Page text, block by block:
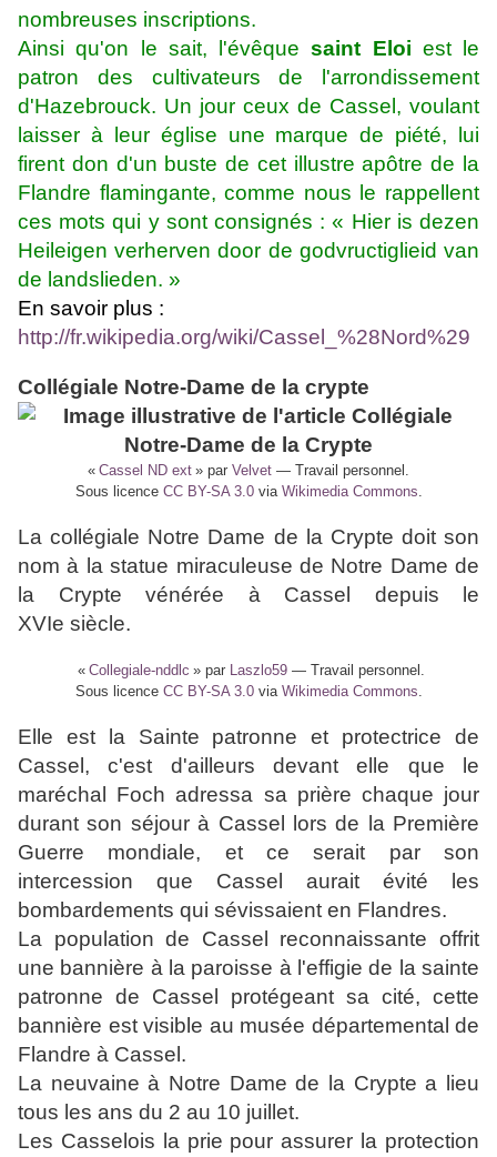
nombreuses inscriptions.
Ainsi qu'on le sait, l'évêquesaint Eloi est le
patron des cultivateurs de l'arrondissement
d'Hazebrouck. Un jour ceux de Cassel, voulant
laisser à leur église une marque de piété, lui
firent don d'un buste de cet illustre apôtre de la
Flandre flamingante, comme nous le rappellent
ces mots qui y sont consignés : « Hier is dezen
Heileigen verherven door de godvructiglieid van
de landslieden. »
En savoir plus :
http://fr.wikipedia.org/wiki/Cassel_%28Nord%29
Collégiale Notre-Dame de la crypte
« Cassel ND ext » par Velvet — Travail personnel .
Sous licence CC BY-SA 3.0via Wikimedia Commons.
La collégiale Notre Dame de la Crypte doit son
nom à la statue miraculeuse de Notre Dame de
la Crypte vénérée à Cassel depuis le
XVIe siècle.
« Collegiale-nddlc » par Laszlo59— Travail personnel .
Sous licence CC BY-SA 3.0via Wikimedia Commons.
Elle est la Sainte patronne et protectrice de
Cassel, c'est d'ailleurs devant elle que le
maréchal Foch adressa sa prière chaque jour
durant son séjour à Cassel lors de la Première
Guerre mondiale, et ce serait par son
intercession que Cassel aurait évité les
bombardements qui sévissaient en Flandres.
La population de Cassel reconnaissante offrit
une bannière à la paroisse à l'effigie de la sainte
patronne de Cassel protégeant sa cité, cette
bannière est visible au musée départemental de
Flandre à Cassel.
La neuvaine à Notre Dame de la Crypte a lieu
tous les ans du 2 au 10 juillet.
Les Casselois la prie pour assurer la protection